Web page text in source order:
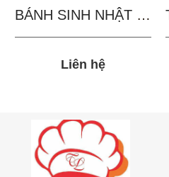
BÁNH SINH NHẬT IN...
Liên hệ